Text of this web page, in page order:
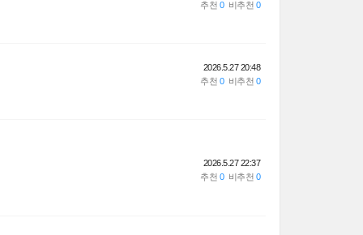
2026.5.27 20:48
2026.5.27 22:37